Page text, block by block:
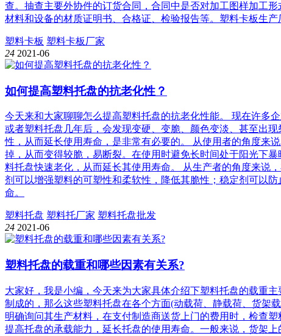
查。抽查主要外协件的订货合同，合同中是否对加工图样加工
材料和设备的材质证明书、合格证、检验报告等。塑料卡板生产
塑料卡板 塑料卡板厂家
24 2021-06
如何提高塑料托盘的抗老化性？
今天来和大家聊聊怎么提高塑料托盘的抗老化性能。 现在许多
或者塑料托盘几年后，会发现变硬、变脆、颜色变淡、甚至出
性，从而延长使用寿命，是非常有必要的。 从使用者的角度来
掉，从而变得较脆，易断裂。在使用时避免长时间处于阳光下
料托盘快速老化，从而延长其使用寿命。 从生产者的角度来说
剂可以增强塑料的可塑性和柔软性，降低其脆性；稳定剂可以
命。
塑料托盘 塑料托厂家 塑料托盘批发
24 2021-06
塑料托盘的载重和哪些因素有关系?
大家好，我是小编，今天来为大家具体介绍下塑料托盘的载重
制成的，那么这些塑料托盘在各个方面(动载荷、静载荷、货架
明确询问其生产材料，在支付制造商送货上门的费用时，检查
提高托盘的承载能力，延长托盘的使用寿命。一般来说，货架